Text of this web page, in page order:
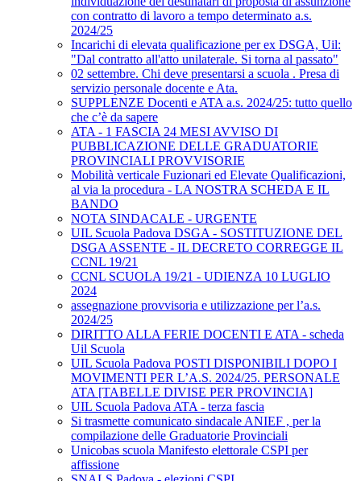
con contratto di lavoro a tempo determinato a.s.
2024/25
Incarichi di elevata qualificazione per ex DSGA, Uil:
"Dal contratto all'atto unilaterale. Si torna al passato"
02 settembre. Chi deve presentarsi a scuola . Presa di
servizio personale docente e Ata.
SUPPLENZE Docenti e ATA a.s. 2024/25: tutto quello
che c’è da sapere
ATA - 1 FASCIA 24 MESI AVVISO DI
PUBBLICAZIONE DELLE GRADUATORIE
PROVINCIALI PROVVISORIE
Mobilità verticale Fuzionari ed Elevate Qualificazioni,
al via la procedura - LA NOSTRA SCHEDA E IL
BANDO
NOTA SINDACALE - URGENTE
UIL Scuola Padova DSGA - SOSTITUZIONE DEL
DSGA ASSENTE - IL DECRETO CORREGGE IL
CCNL 19/21
CCNL SCUOLA 19/21 - UDIENZA 10 LUGLIO
2024
assegnazione provvisoria e utilizzazione per l’a.s.
2024/25
DIRITTO ALLA FERIE DOCENTI E ATA - scheda
Uil Scuola
UIL Scuola Padova POSTI DISPONIBILI DOPO I
MOVIMENTI PER L’A.S. 2024/25. PERSONALE
ATA [TABELLE DIVISE PER PROVINCIA]
UIL Scuola Padova ATA - terza fascia
Si trasmette comunicato sindacale ANIEF , per la
compilazione delle Graduatorie Provinciali
Unicobas scuola Manifesto elettorale CSPI per
affissione